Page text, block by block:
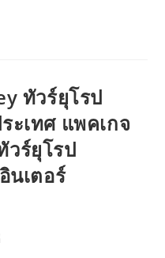
ทัวร์ยุโรป
ะเทศ แพคเกจ
วร์ยุโรป
นเตอร์